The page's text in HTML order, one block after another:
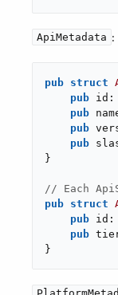
ApiMetadata ​:
pub struct
pub id:
pub
pub
pub
}
// Each
pub struct
pub id:
pub
}